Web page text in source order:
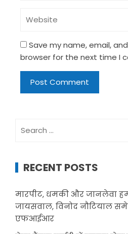
Save my name, email,
browser for the next time I
for:
RECENT POSTS
मारपीट, धमकी और जानलेवा
जायसवाल, विनोद नौटियाल
एफआईआर